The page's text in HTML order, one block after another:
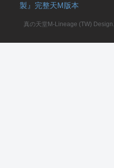
製』完整天M版本
真の天堂M-Lineage (TW)